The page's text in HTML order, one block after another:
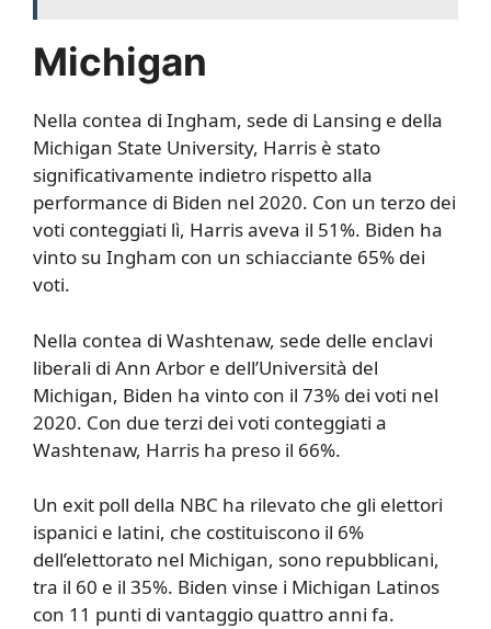
Michigan
Nella contea di Ingham, sede di Lansing e della
Michigan State University, Harris è stato
significativamente indietro rispetto alla
performance di Biden nel 2020. Con un terzo dei
voti conteggiati lì, Harris aveva il 51%. Biden ha
vinto su Ingham con un schiacciante 65% dei
voti.
Nella contea di Washtenaw, sede delle enclavi
liberali di Ann Arbor e dell’Università del
Michigan, Biden ha vinto con il 73% dei voti nel
2020. Con due terzi dei voti conteggiati a
Washtenaw, Harris ha preso il 66%.
Un exit poll della NBC ha rilevato che gli elettori
ispanici e latini, che costituiscono il 6%
dell’elettorato nel Michigan, sono repubblicani,
tra il 60 e il 35%. Biden vinse i Michigan Latinos
con 11 punti di vantaggio quattro anni fa.